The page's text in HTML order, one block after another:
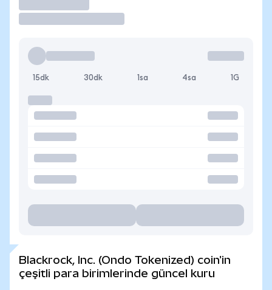
15dk 30dk 1sa 4sa 1G
Blackrock, Inc. (Ondo Tokenized) coin'in
çeşitli para birimlerinde güncel kuru